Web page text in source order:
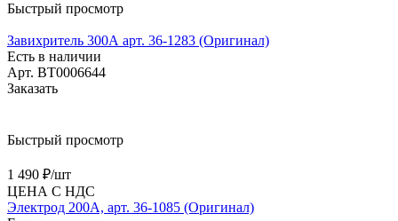
Быстрый просмотр
Завихритель 300А арт. 36-1283 (Оригинал)
Есть в наличии
Арт. BT0006644
Заказать
Быстрый просмотр
1 490 ₽/шт
ЦЕНА С НДС
Электрод 200А, арт. 36-1085 (Оригинал)